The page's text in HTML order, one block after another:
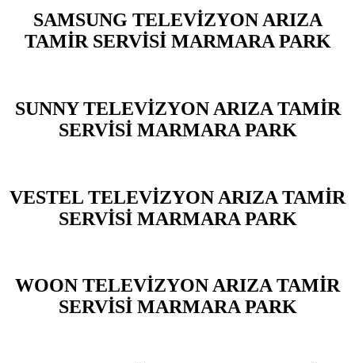
SAMSUNG TELEVİZYON ARIZA
TAMİR SERVİSİ MARMARA PARK
SUNNY TELEVİZYON ARIZA TAMİR
SERVİSİ MARMARA PARK
VESTEL TELEVİZYON ARIZA TAMİR
SERVİSİ MARMARA PARK
WOON TELEVİZYON ARIZA TAMİR
SERVİSİ MARMARA PARK